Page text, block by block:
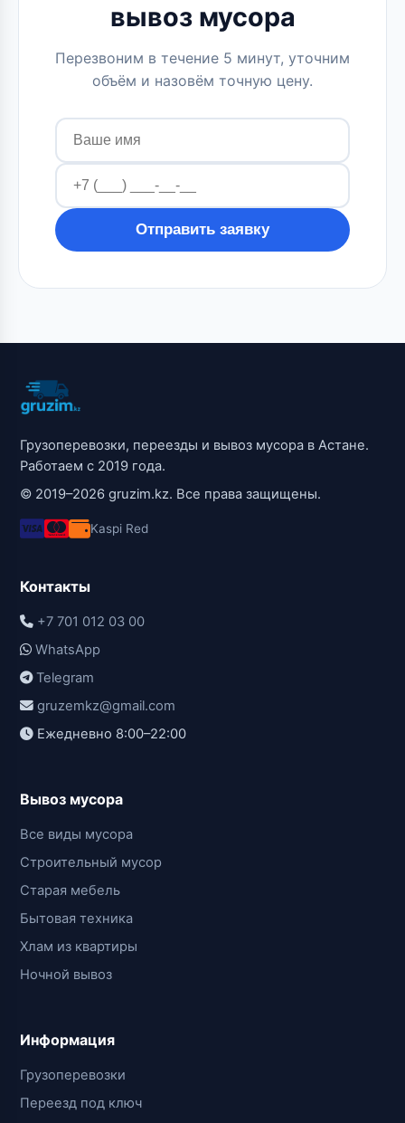
вывоз мусора
Перезвоним в течение 5 минут, уточним
объём и назовём точную цену.
Отправить заявку
Грузоперевозки, переезды и вывоз мусора в Астане.
Работаем с 2019 года.
© 2019–2026 gruzim.kz. Все права защищены.
Kaspi Red
Контакты
+7 701 012 03 00
WhatsApp
Telegram
gruzemkz@gmail.com
Ежедневно 8:00–22:00
Вывоз мусора
Все виды мусора
Строительный мусор
Старая мебель
Бытовая техника
Хлам из квартиры
Ночной вывоз
Информация
Грузоперевозки
Переезд под ключ